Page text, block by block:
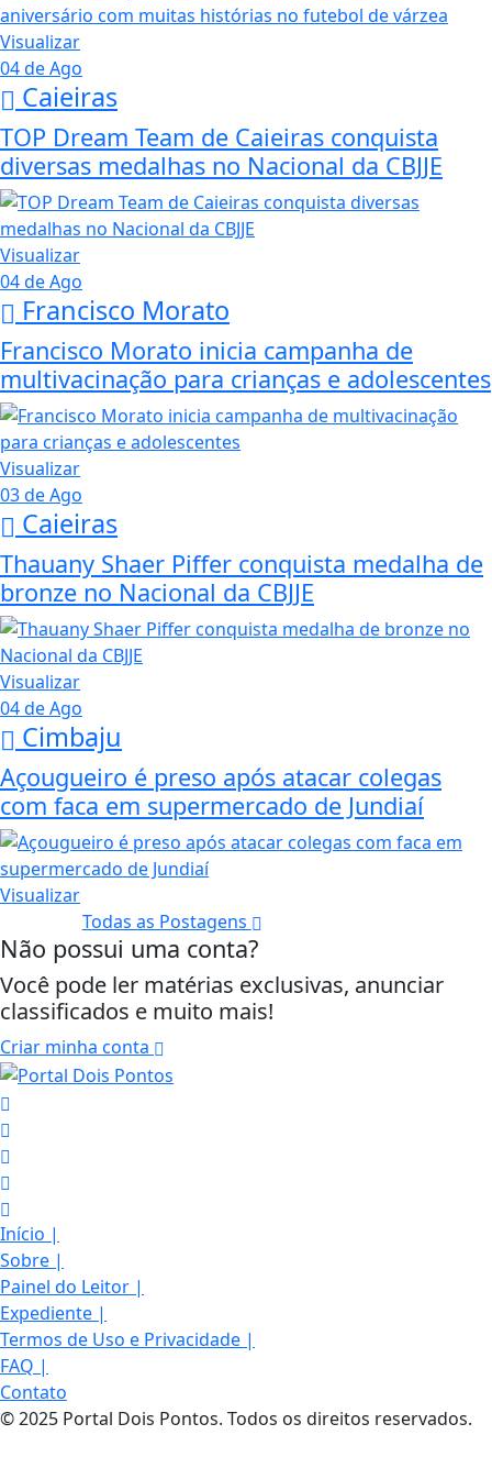
Visualizar
04 de Ago
Caieiras
TOP Dream Team de Caieiras conquista
diversas medalhas no Nacional da CBJJE
Visualizar
04 de Ago
Francisco Morato
Francisco Morato inicia campanha de
multivacinação para crianças e adolescentes
Visualizar
03 de Ago
Caieiras
Thauany Shaer Piffer conquista medalha de
bronze no Nacional da CBJJE
Visualizar
04 de Ago
Cimbaju
Açougueiro é preso após atacar colegas
com faca em supermercado de Jundiaí
Visualizar
Todas as Postagens
Não possui uma conta?
Você pode ler matérias exclusivas, anunciar
classificados e muito mais!
Criar minha conta
Início |
Sobre |
Painel do Leitor |
Expediente |
Termos de Uso e Privacidade |
FAQ |
Contato
© 2025 Portal Dois Pontos. Todos os direitos reservados.
Termos de Uso e Privacidade